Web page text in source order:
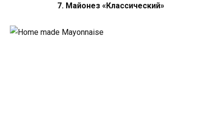
7. Майонез «Классический»